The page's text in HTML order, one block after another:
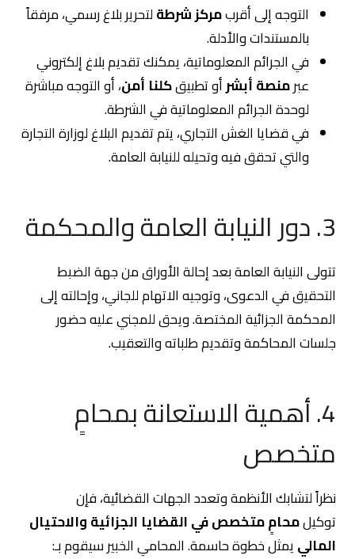
التوجه إلى أقربمركز شرطةلتحرير بلاغ رسمي، مرفقاً
بالمستندات والأدلة.
في الجرائم المعلوماتية، يمكنك تقديم بلاغ إلكتروني
عبرمنصة أبشرأو تطبيقكلنا أمن، أو التوجه مباشرة
لوحدة الجرائم المعلوماتية في الشرطة.
في قضايا الغش التجاري، يتم تقديم البلاغ لوزارة التجارة
والتي تحقق فيه وتحيله للنيابة العامة.
3. دور النيابة العامة والمحكمة
تتولى النيابة العامة بعد إحالة الأوراق من جهة الضبط
التحقيق في الدعوى، وتوجيه الاتهام للجاني، وإحالته إلى
المحكمة الجزائية المختصة. ويحق للمجني عليه حضور
جلسات المحاكمة وتقديم طلباته والتعقيب.
4. أهمية الاستعانة بمحامٍ
متخصص
نظراً لتشابك الأنظمة وتعدد الجهات القضائية، فإن
توكيلمحامٍ متخصص في القضايا الجزائية والاحتيال
المالييمثل خطوة حاسمة. المحامي الخبير سيقوم بـ: